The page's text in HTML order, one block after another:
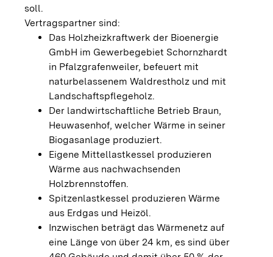
soll.
Vertragspartner sind:
Das Holzheizkraftwerk der Bioenergie
GmbH im Gewerbegebiet Schornzhardt
in Pfalzgrafenweiler, befeuert mit
naturbelassenem Waldrestholz und mit
Landschaftspflegeholz.
Der landwirtschaftliche Betrieb Braun,
Heuwasenhof, welcher Wärme in seiner
Biogasanlage produziert.
Eigene Mittellastkessel produzieren
Wärme aus nachwachsenden
Holzbrennstoffen.
Spitzenlastkessel produzieren Wärme
aus Erdgas und Heizöl.
Inzwischen beträgt das Wärmenetz auf
eine Länge von über 24 km, es sind über